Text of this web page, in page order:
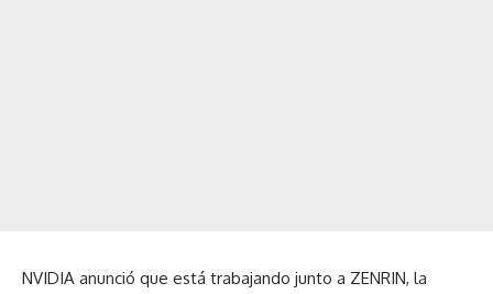
NVIDIA anunció que está trabajando junto a ZENRIN, la